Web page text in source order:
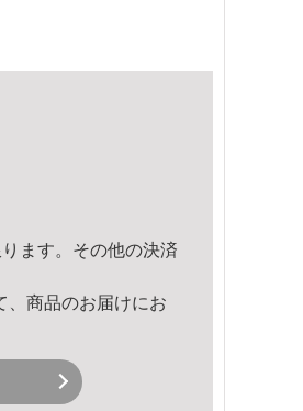
ます。その他の決済
商品のお届けにお